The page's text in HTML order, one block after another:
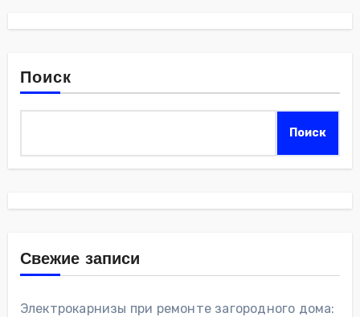
Поиск
Поиск
Свежие записи
Электрокарнизы при ремонте загородного дома: